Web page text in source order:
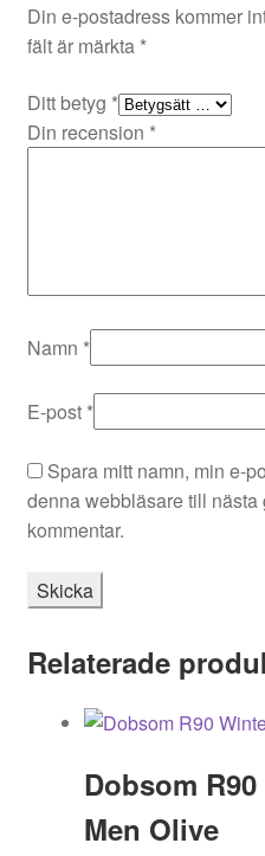
Din e-postadress kommer
fält är märkta *
Ditt betyg *
Din recension *
Namn *
E-post *
Spara mitt namn, min e-
denna webbläsare till nästa
kommentar.
Relaterade
Dobsom
Men Olive